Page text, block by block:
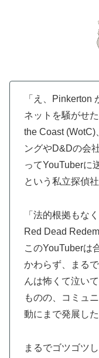
「え、Pinkerton
ネットを騒がせ
the Coast (WotC)
ングやD&Dの会
ってYouTuberに
という私立探偵
「法的根拠もな
Red Dead
このYouTuberは
かわらず、まる
んは怖くて泣い
ものの、コミュ
動にまで発展した
まるでゴツゴツ